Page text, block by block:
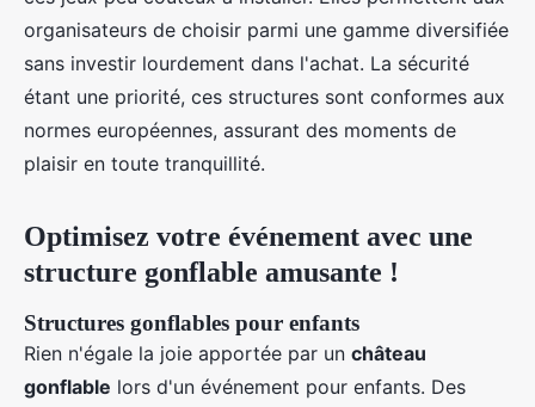
organisateurs de choisir parmi une gamme diversifiée
sans investir lourdement dans l'achat. La sécurité
étant une priorité, ces structures sont conformes aux
normes européennes, assurant des moments de
plaisir en toute tranquillité.
Optimisez votre événement avec une
structure gonflable amusante !
Structures gonflables pour enfants
Rien n'égale la joie apportée par un château
gonflable lors d'un événement pour enfants. Des